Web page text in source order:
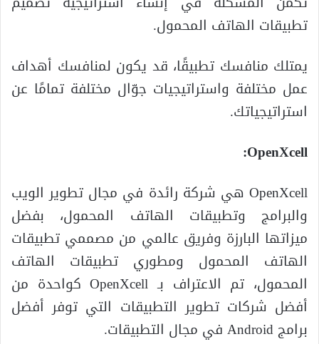
تطبيقات الهاتف المحمول.
يمتلك منافسك تطبيقًا، قد يكون لمنافسك أهداف
عمل مختلفة واستراتيجيات جوّال مختلفة تمامًا عن
استراتيجياتك.
OpenXcell:
OpenXcell هي شركة رائدة في مجال تطوير الويب
والبرامج وتطبيقات الهاتف المحمول، بفضل
ميزاتها البارزة وفريق عالمي من مصممي تطبيقات
الهاتف المحمول ومطوري تطبيقات الهاتف
المحمول، تم الاعتراف بـ OpenXcell كواحدة من
أفضل شركات تطوير التطبيقات التي توفر أفضل
برامج Android في مجال التطبيقات.